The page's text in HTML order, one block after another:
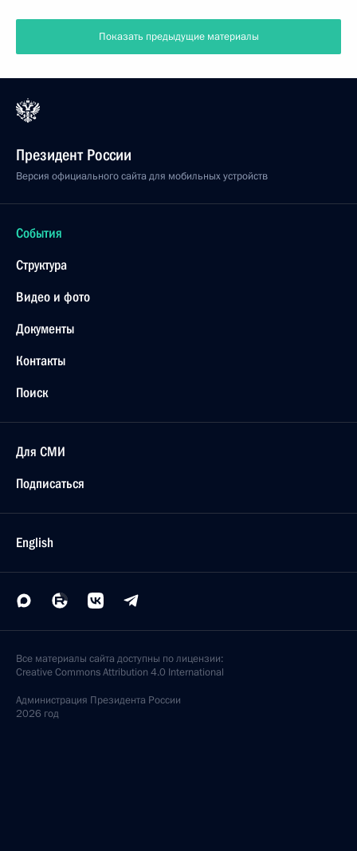
Показать предыдущие материалы
Президент России
Версия официального сайта для мобильных устройств
События
Структура
Видео и фото
Документы
Контакты
Поиск
Для СМИ
Подписаться
English
Все материалы сайта доступны по лицензии:
Creative Commons Attribution 4.0 International
Администрация Президента России
2026 год